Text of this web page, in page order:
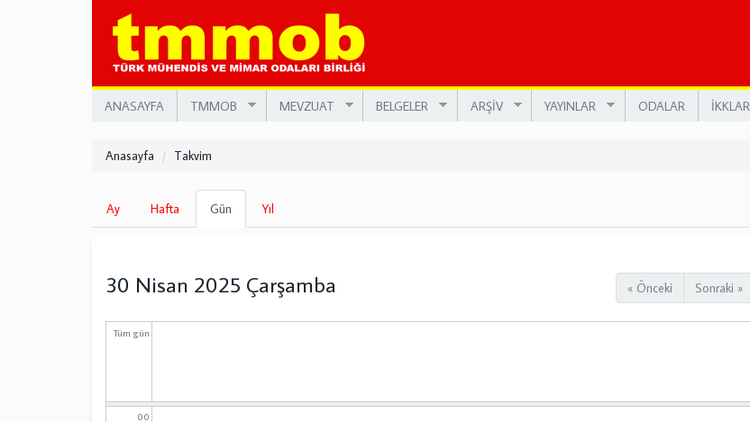
ANASAYFA TMMOB MEVZUAT BELGELER ARŞİV YAYINLAR ODALAR İKKLAR
Anasayfa Takvim
Birincil
sekmeler
Ay Hafta Gün
sekme)
Yıl
« Önceki Sonraki »
30 Nisan 2025 Çarşamba
Tüm gün
00